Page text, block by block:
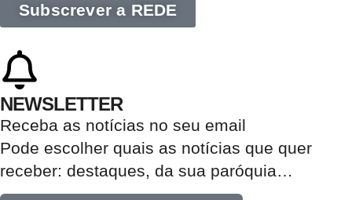
Subscrever a REDE
NEWSLETTER
Receba as notícias no seu email​
Pode escolher quais as notícias que quer
receber: destaques, da sua paróquia…